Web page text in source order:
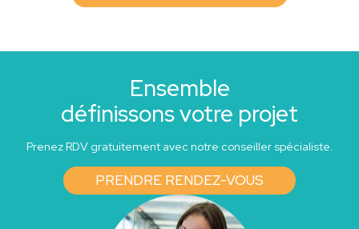
Ensemble
définissons votre projet
Prenez RDV gratuitement avec notre conseiller spécialiste.
PRENDRE RENDEZ-VOUS